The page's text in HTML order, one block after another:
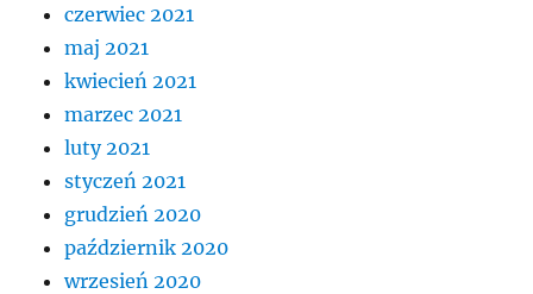
czerwiec 2021
maj 2021
kwiecień 2021
marzec 2021
luty 2021
styczeń 2021
grudzień 2020
październik 2020
wrzesień 2020